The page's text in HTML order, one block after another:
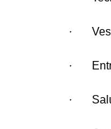
·
·
·